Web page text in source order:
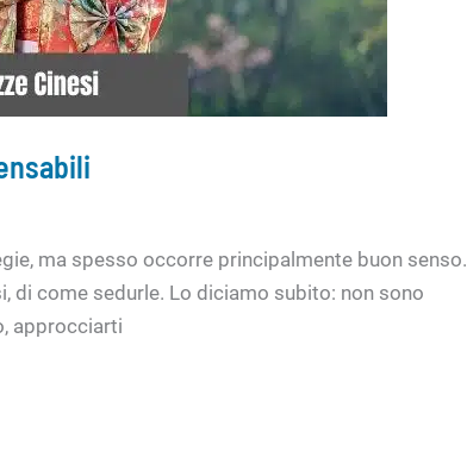
ma spesso occorre principalmente buon senso.
di come sedurle. Lo diciamo subito: non sono
approcciarti